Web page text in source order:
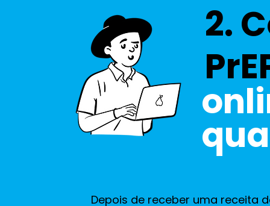
2.
Depois de receber uma receita